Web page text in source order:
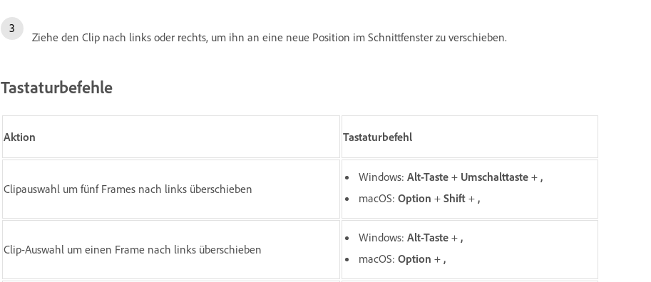
Ziehe den Clip nach links oder rechts, um ihn an eine neue Position im Schnittfenster zu verschieben.
Tastaturbefehle
Aktion Tastaturbefehl
Clipauswahl um fünf Frames nach links überschieben
Windows: Alt-Taste + Umschalttaste + ,
macOS: Option + Shift + ,
Clip-Auswahl um einen Frame nach links überschieben
Windows: Alt-Taste + ,
macOS: Option + ,